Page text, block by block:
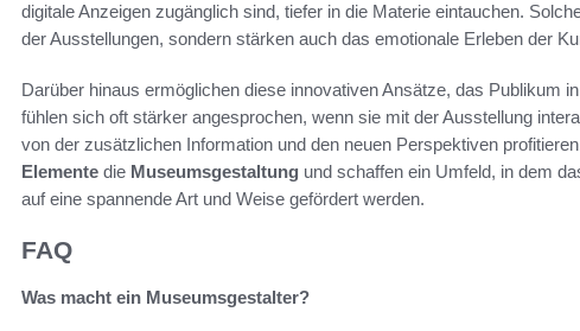
digitale Anzeigen zugänglich sind, tiefer in die Materie eintauchen.
der Ausstellungen, sondern stärken auch das emotionale Erleben der
Darüber hinaus ermöglichen diese innovativen Ansätze, das Publikum
fühlen sich oft stärker angesprochen, wenn sie mit der Ausstellung
von der zusätzlichen Information und den neuen Perspektiven
Elemente die Museumsgestaltung und schaffen ein Umfeld, in dem
auf eine spannende Art und Weise gefördert werden.
FAQ
Was macht ein Museumsgestalter?